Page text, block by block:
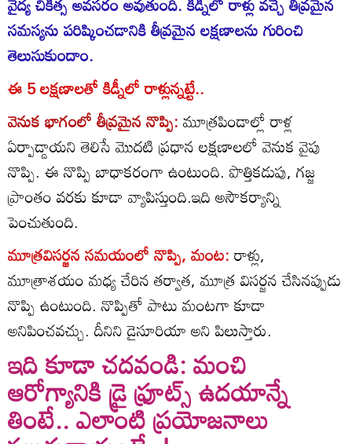
సమస్యను పరిష్కించడానికి తీవ్రమైన లక్షణాలను గురించి
తెలుసుకుందాం.
ఈ 5 లక్షణాలతో కిడ్నీలో రాళ్లున్నట్టే..
వెనుక భాగంలో తీవ్రమైన నొప్పి:మూత్రపిండాల్లో రాళ్ల
ఏర్పాడ్డాయని తెలిసే మొదటి ప్రధాన లక్షణాలలో వెనుక వైపు
నొప్పి. ఈ నొప్పి బాధాకరంగా ఉంటుంది. పొత్తికడుపు, గజ్జ
ప్రాంతం వరకు కూడా వ్యాపిస్తుంది.ఇది అసౌకర్యాన్ని
పెంచుతుంది.
మూత్రవిసర్జన సమయంలో నొప్పి, మంట:రాళ్లు,
మూత్రాశయం మధ్య చేరిన తర్వాత, మూత్ర విసర్జన చేసినప్పుడు
నొప్పి ఉంటుంది. నొప్పితో పాటు మంటగా కూడా
అనిపించవచ్చు. దీనిని డైసూరియా అని పిలుస్తారు.
ఇది కూడా చదవండి: మంచి
ఆరోగ్యానికి డ్రై ఫ్రూట్స్ ఉదయాన్నే
తింటే.. ఎలాంటి ప్రయోజనాలు